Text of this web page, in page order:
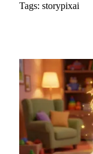
Tags: storypixai